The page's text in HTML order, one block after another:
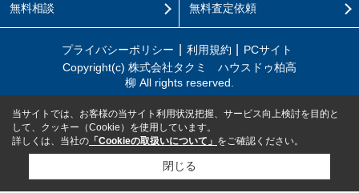
無料相談 無料査定依頼
プライバシーポリシー 利用規約
PCサイト
Copyright(c) 株式会社タクミ ハウスドゥ柏高
柳 All rights reserved.
当サイトでは、お客様の当サイト利用状況把握、サービス向上検討を目的と
して、クッキー（Cookie）を使用しています。
詳しくは、当社の 「Cookieの取扱いについて」 をご確認ください。
閉じる